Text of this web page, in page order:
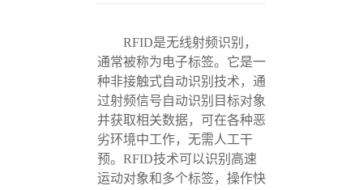
RFID是无线射频识别，
通常被称为电子标签。它是一
种非接触式自动识别技术，通
过射频信号自动识别目标对象
并获取相关数据，可在各种恶
劣环境中工作，无需人工干
预。RFID技术可以识别高速
运动对象和多个标签，操作快